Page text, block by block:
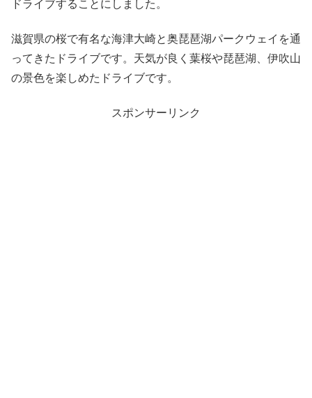
ドライブすることにしました。
滋賀県の桜で有名な海津大崎と奥琵琶湖パークウェイを通
ってきたドライブです。天気が良く葉桜や琵琶湖、伊吹山
の景色を楽しめたドライブです。
スポンサーリンク